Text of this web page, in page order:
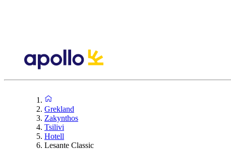
Grekland
Zakynthos
Tsilivi
Hotell
Lesante Classic